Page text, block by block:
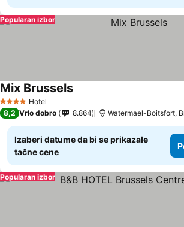
Popularan izbor
4 ZvezdiceHotel
Mix BrusselsPogledaj cene
8,2 Vrlo dobro 8.864 Watermael-Boitsfort,
Izaberi datume da bi se prikazale
tačne cene
Popularan izbor